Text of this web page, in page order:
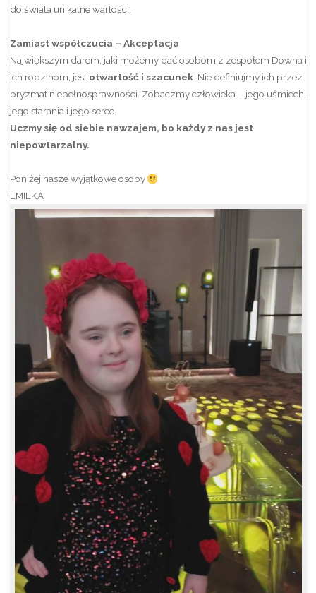
do świata unikalne wartości.
Zamiast współczucia – Akceptacja
Największym darem, jaki możemy dać osobom z zespołem Downa i
ich rodzinom, jest otwartość i szacunek. Nie definiujmy ich przez
pryzmat niepełnosprawności. Zobaczmy człowieka – jego uśmiech,
jego starania i jego serce.
Uczmy się od siebie nawzajem, bo każdy z nas jest
niepowtarzalny.
Poniżej nasze wyjątkowe osoby
EMILKA